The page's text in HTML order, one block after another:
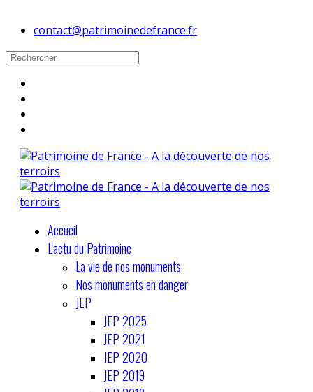
contact@patrimoinedefrance.fr
Accueil
L'actu du Patrimoine
La vie de nos monuments
Nos monuments en danger
JEP
JEP 2025
JEP 2021
JEP 2020
JEP 2019